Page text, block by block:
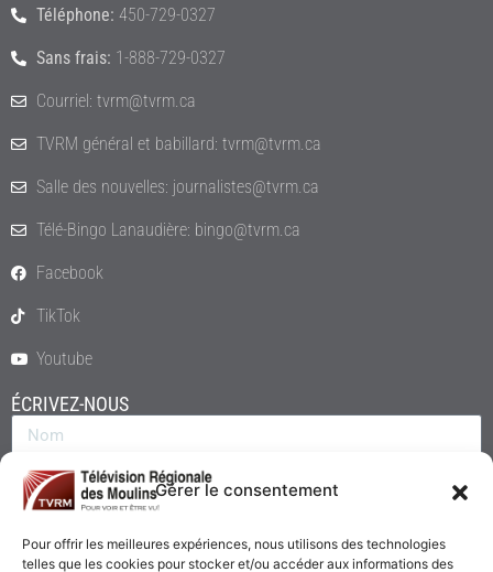
Gérer le consentement
Pour offrir les meilleures expériences, nous utilisons des technologies
telles que les cookies pour stocker et/ou accéder aux informations des
Téléphone: 450-729-0327
Sans frais: 1-888-729-0327
Courriel: tvrm@tvrm.ca
TVRM général et babillard: tvrm@tvrm.ca
Salle des nouvelles: journalistes@tvrm.ca
Télé-Bingo Lanaudière: bingo@tvrm.ca
Facebook
TikTok
Youtube
ÉCRIVEZ-NOUS